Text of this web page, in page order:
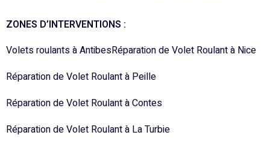
ZONES D’INTERVENTIONS :
Volets roulants à AntibesRéparation de Volet Roulant à Nice
Réparation de Volet Roulant à Peille
Réparation de Volet Roulant à Contes
Réparation de Volet Roulant à La Turbie